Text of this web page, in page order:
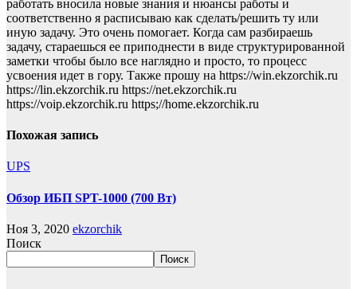
работать вносила новые знания и нюансы работы и
соответственно я расписываю как сделать/решить ту или
иную задачу. Это очень помогает. Когда сам разбираешь
задачу, стараешься ее приподнести в виде структурированной
заметки чтобы было все наглядно и просто, то процесс
усвоения идет в гору. Также прошу на https://win.ekzorchik.ru
https://lin.ekzorchik.ru https://net.ekzorchik.ru
https://voip.ekzorchik.ru https;//home.ekzorchik.ru
Похожая запись
UPS
Обзор ИБП SPT-1000 (700 Вт)
Ноя 3, 2020 ekzorchik
Поиск
Поиск